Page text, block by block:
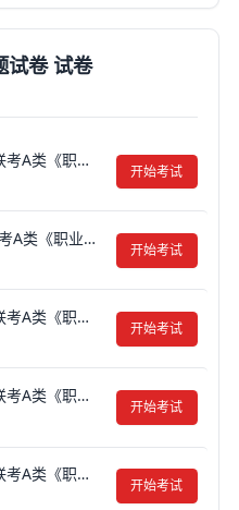
试卷 试卷
2023年8月26日全国事业单位联考A类《职业能力倾向测验》真题试卷及答案【含解析】（黑龙江/湖南/甘肃/吉林/四川/重庆/山西/安徽/新疆/内蒙古/湖北/辽宁/广西）
开始考试
2023年5月7日全国事业单位联考A类《职业能力倾向测验》真题试卷及答案【含解析】（广西/黑龙江/内蒙古/云南/宁夏/贵州/海南/安徽/甘肃/江西/重庆/四川/陕西/青海/山西/新疆/辽宁）
开始考试
2024年3月30日全国事业单位联考A类《职业能力倾向测验》真题试卷及答案【含解析】（黑龙江/上海/辽宁/云南/海南/贵州/广西/重庆/天津/江西/山西/湖北/吉林/青海/宁夏/新疆/陕西/四川/安徽/湖南）
开始考试
2022年9月17日全国事业单位联考A类《职业能力倾向测验》真题试卷及答案【含解析】（安徽/甘肃/海南/湖北/湖南/辽宁大连/陕西/四川绵阳/云南/吉林长春/重庆市属）
开始考试
2022年5月21日全国事业单位联考A类《职业能力倾向测验》真题试卷及答案【含解析】（内蒙古/宁夏/新疆/湖北/湖南/云南/贵州/广西/四川/海南）
开始考试